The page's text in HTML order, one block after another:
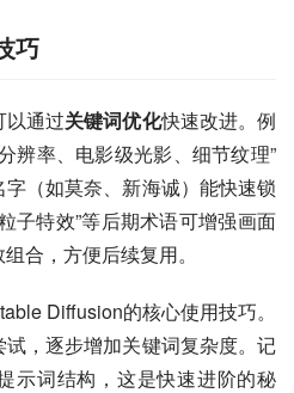
巧
以通过关键词优化快速改进。例
辨率、电影级光影、细节纹理”
（如莫奈、新海诚）能快速锁
子特效”等后期术语可增强画面
合，方便后续复用。
Diffusion的核心使用技巧。
，逐步增加关键词复杂度。记
示词结构，这是快速进阶的秘